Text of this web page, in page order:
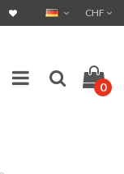
CHF
0